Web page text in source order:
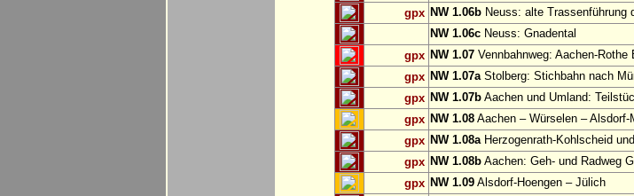
gpx NW 1.06b Neuss: alte Trassenführung
NW 1.06c Neuss: Gnadental
gpx NW 1.07 Vennbahnweg: Aachen-
gpx NW 1.07aStolberg: Stichbahn nach
gpx NW 1.07b Aachen und Umland:
gpx NW 1.08 Aachen – Würselen – Alsdorf-
gpx NW 1.08aHerzogenrath-Kohlscheid
gpx NW 1.08b Aachen: Geh- und Radweg
gpx NW 1.09 Alsdorf-Hoengen – Jülich